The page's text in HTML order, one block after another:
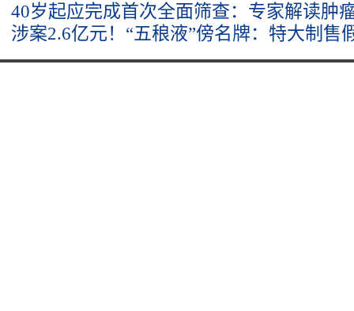
40岁起应完成首次全面筛查：专家解读肿
涉案2.6亿元！“五稂液”傍名牌：特大制售